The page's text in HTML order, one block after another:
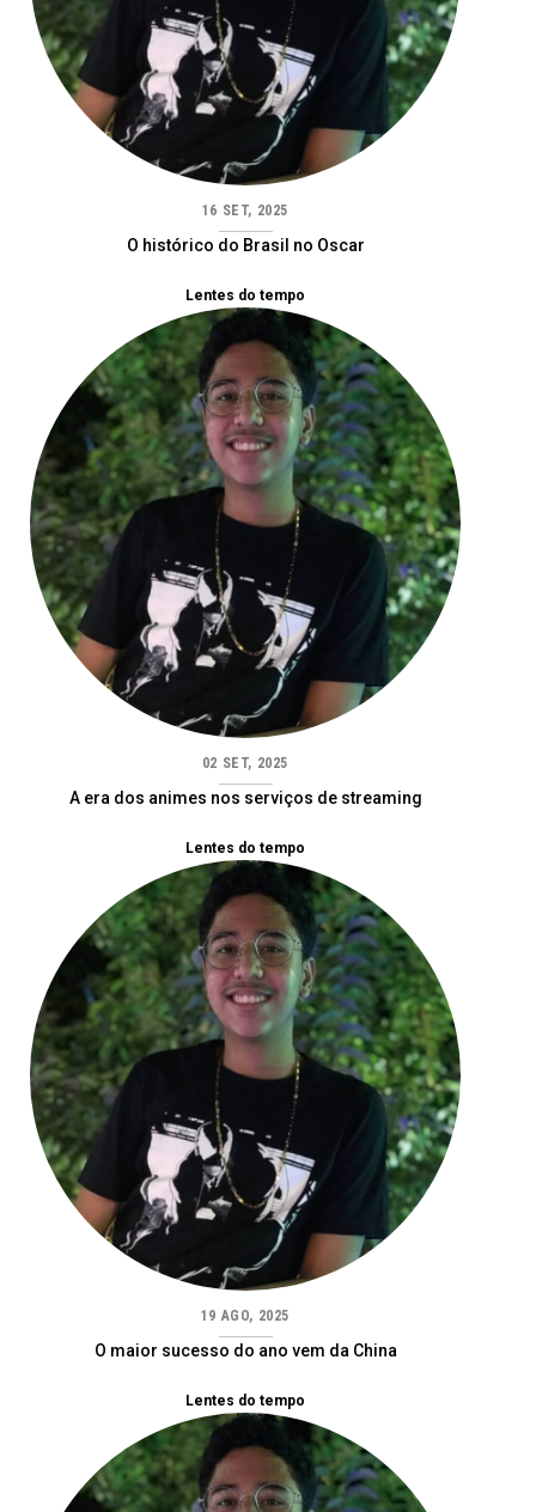
16 SET, 2025
O histórico do Brasil no Oscar
Lentes do tempo
02 SET, 2025
A era dos animes nos serviços de streaming
Lentes do tempo
19 AGO, 2025
O maior sucesso do ano vem da China
Lentes do tempo